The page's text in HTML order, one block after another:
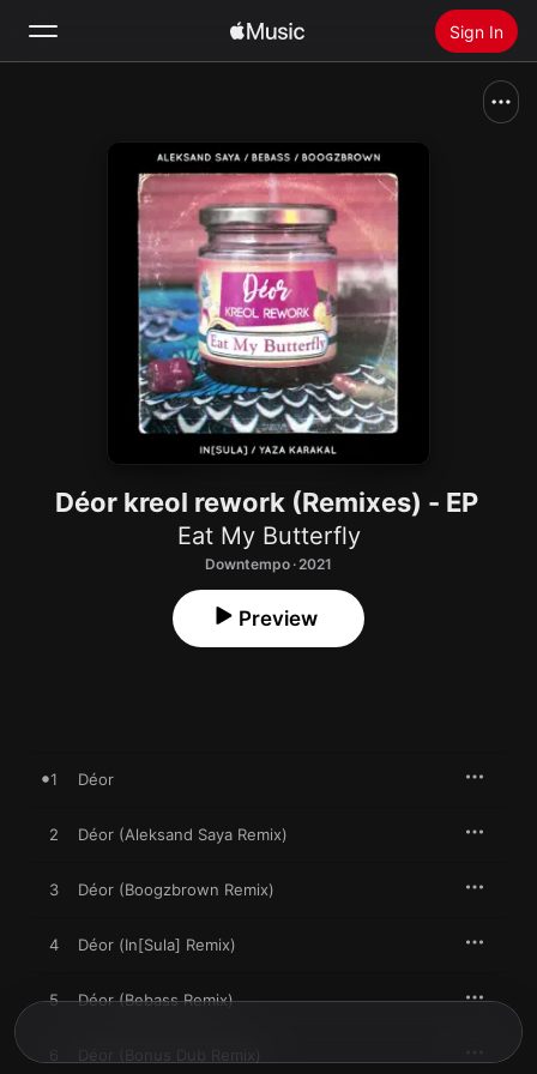
Sign In
Install Apple Music
Déor kreol rework (Remixes) - EP
Eat My Butterfly
Downtempo · 2021
Preview
1 Déor
2 Déor (Aleksand Saya Remix)
3 Déor (Boogzbrown Remix)
4 Déor (In[Sula] Remix)
5 Déor (Bebass Remix)
Déor (Bonus Dub Remix)